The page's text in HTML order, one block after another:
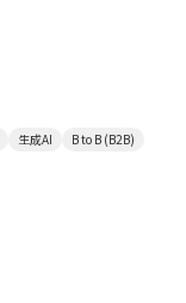
生成AI
B to B (B2B)